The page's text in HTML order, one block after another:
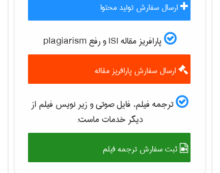
ارسال سفارش تولید محتوا
پارافریز مقاله ISI و رفع plagiarism
ارسال سفارش پارافریز مقاله
ترجمه فیلم، فایل صوتی و زیر نویس فیلم از
دیگر خدمات ماست:
ثبت سفارش ترجمه فیلم